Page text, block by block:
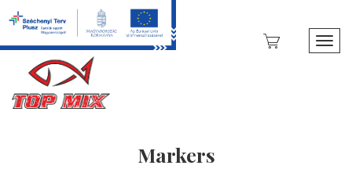
Markers